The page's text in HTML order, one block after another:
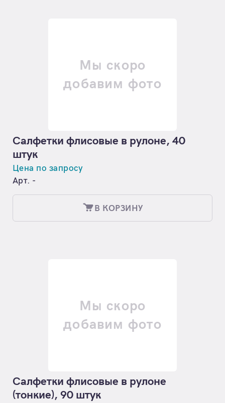
Мы скоро
добавим фото
Салфетки флисовые в рулоне, 40
штук
Цена по запросу
Арт. -
В КОРЗИНУ
Мы скоро
добавим фото
Салфетки флисовые в рулоне
(тонкие), 90 штук